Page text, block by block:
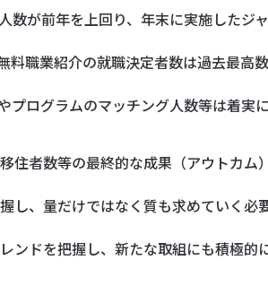
数が前年を上回り、年末に実施したジ
料職業紹介の就職決定者数は過去最高
ログラムのマッチング人数等は着実
住者数等の最終的な成果（アウトカム
し、量だけではなく質も求めていく必
ンドを把握し、新たな取組にも積極的